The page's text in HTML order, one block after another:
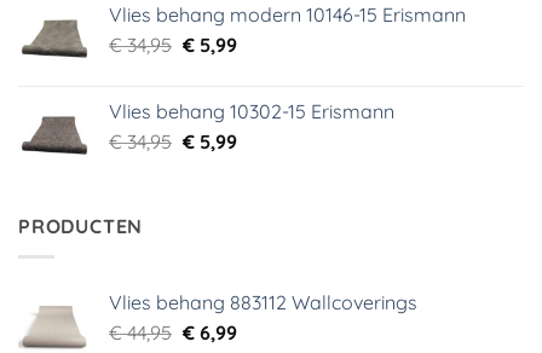
€ 39,95.€ 5,99.
Vlies behang modern 10146-15 Erismann
€34,95 Oorspronkelijke
€ 34,95.
€5,99Huidige
€ 5,99.
Vlies behang 10302-15 Erismann
€34,95 Oorspronkelijke
€5,99Huidige
PRODUCTEN
Vlies behang 883112 Wallcoverings
€44,95 Oorspronkelijke
€6,99Huidige